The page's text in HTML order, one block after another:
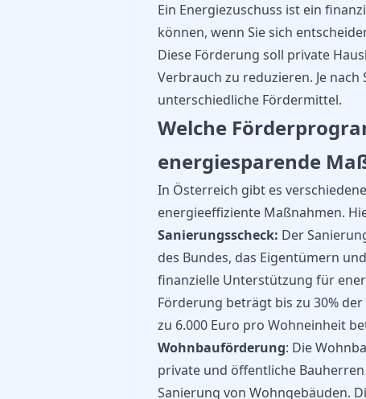
Ein Energiezuschuss ist ein
können, wenn Sie sich
Diese Förderung soll private
Verbrauch zu reduzieren. Je
unterschiedliche Fördermittel.
Welche
energiesparende
In Österreich gibt es
energieeffiziente Maßnahmen.
Sanierungsscheck: Der
des Bundes, das Eigentümern
finanzielle Unterstützung für
Förderung beträgt bis zu 30%
zu 6.000 Euro pro Wohneinheit
Wohnbauförderung: Die
private und öffentliche
Sanierung von Wohngebäuden.